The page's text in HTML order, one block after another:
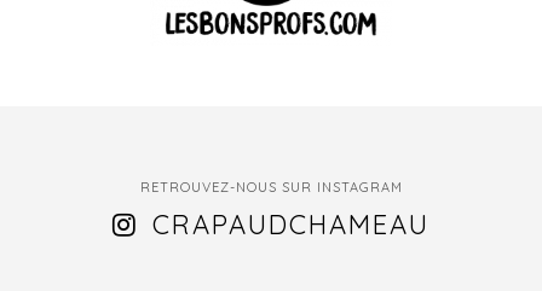
RETROUVEZ-NOUS SUR INSTAGRAM
CRAPAUDCHAMEAU